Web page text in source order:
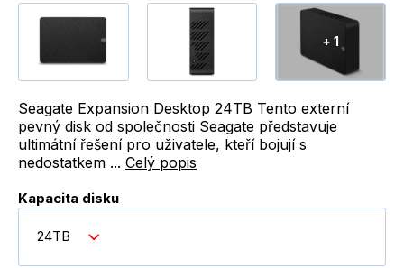
+ 1
Seagate Expansion Desktop 24TB Tento externí
pevný disk od společnosti Seagate představuje
ultimátní řešení pro uživatele, kteří bojují s
nedostatkem ... Celý popis
Kapacita disku
24TB